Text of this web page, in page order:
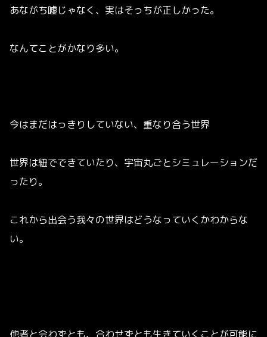
あながち嘘じゃなく、実はそっちが正しかった。
なんてことがかなり多い。
今はまだはっきりしていない、重なり合う世界
世界は紐でできていたり、宇宙丸ごとシミュレーションだ
ったり。
これから出会う我々の世界はどうなっていくかわからな
い。